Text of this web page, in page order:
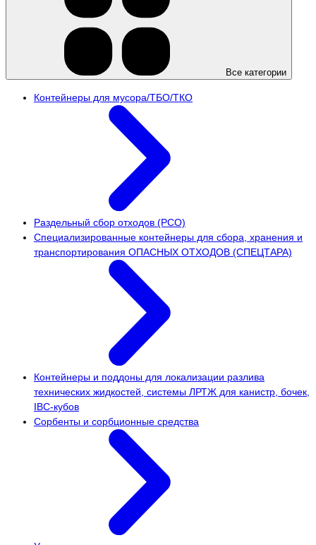
Все категории
Контейнеры для мусора/ТБО/ТКО
Раздельный сбор отходов (РСО)
Специализированные контейнеры для сбора, хранения и
транспортирования ОПАСНЫХ ОТХОДОВ (СПЕЦТАРА)
Контейнеры и поддоны для локализации разлива
технических жидкостей, системы ЛРТЖ для канистр, бочек,
IBC-кубов
Сорбенты и сорбционные средства